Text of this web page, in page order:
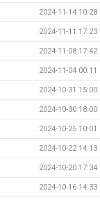
2024-11-14 10:28
2024-11-11 17:23
2024-11-08 17:42
2024-11-04 00:11
2024-10-31 15:00
2024-10-30 18:00
2024-10-25 10:01
2024-10-22 14:13
2024-10-20 17:34
2024-10-16 14:33